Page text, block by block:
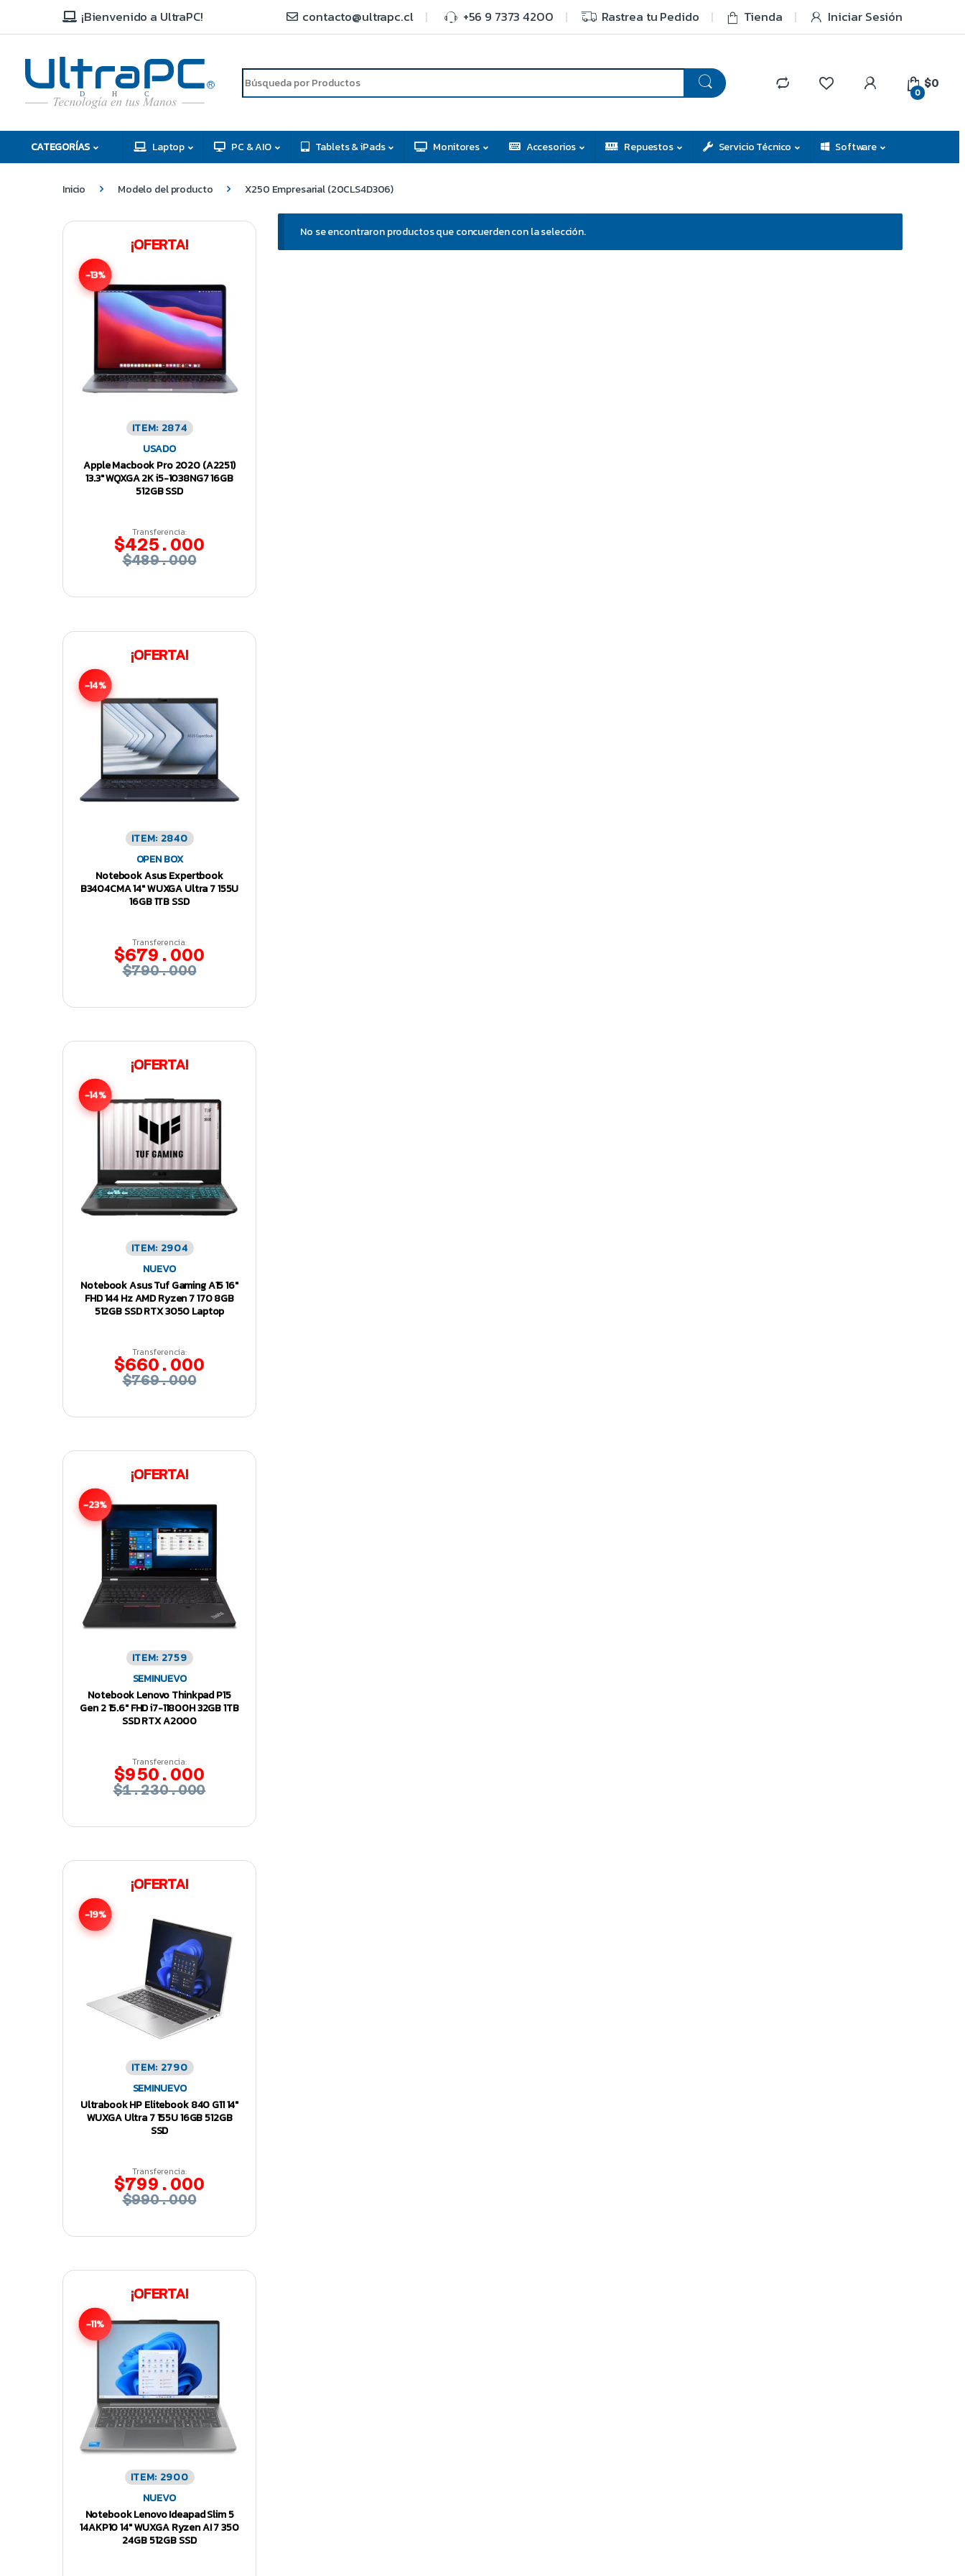
¡Bienvenido a UltraPC! contacto@ultrapc.cl +56 9 7373 4200 Rastrea tu Pedido Tienda Iniciar Sesión
C
H
D
R
0
$0
CATEGORÍAS Laptop PC & AIO Tablets & iPads Monitores Accesorios Repuestos Servicio Técnico Software
Inicio Modelo del producto X250 Empresarial (20CLS4D306)
No se encontraron productos que concuerden con la selección.
¡OFERTA!
-13%
ITEM: 2874
USADO
Apple Macbook Pro 2020 (A2251)
13.3″ WQXGA 2K i5-1038NG7 16GB
512GB SSD
Transferencia:
$425.000
$489.000
¡OFERTA!
-14%
ITEM: 2840
OPEN BOX
Notebook Asus Expertbook
B3404CMA 14″ WUXGA Ultra 7 155U
16GB 1TB SSD
Transferencia:
$679.000
$790.000
¡OFERTA!
-14%
ITEM: 2904
NUEVO
Notebook Asus Tuf Gaming A15 16″
FHD 144 Hz AMD Ryzen 7 170 8GB
512GB SSD RTX 3050 Laptop
Transferencia:
$660.000
$769.000
¡OFERTA!
-23%
ITEM: 2759
SEMINUEVO
Notebook Lenovo Thinkpad P15
Gen 2 15.6″ FHD i7-11800H 32GB 1TB
SSD RTX A2000
Transferencia:
$950.000
$1.230.000
¡OFERTA!
-19%
ITEM: 2790
SEMINUEVO
Ultrabook HP Elitebook 840 G11 14″
WUXGA Ultra 7 155U 16GB 512GB
SSD
Transferencia:
$799.000
$990.000
¡OFERTA!
-11%
ITEM: 2900
NUEVO
Notebook Lenovo Ideapad Slim 5
14AKP10 14″ WUXGA Ryzen AI 7 350
24GB 512GB SSD